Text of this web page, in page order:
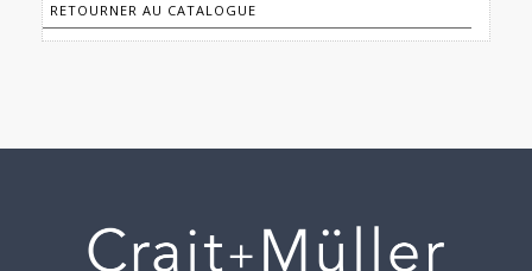
RETOURNER AU CATALOGUE